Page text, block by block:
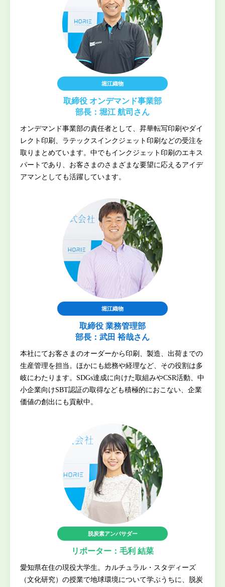
堀江織物
取締役 オンデマンド事業部
部長：堀江 航司さん
オンデマンド事業部の責任者として、昇華転写印刷やダイ
レクト印刷、ラテックスインクジェット印刷などの受注を
取りまとめています。中でもインクジェット印刷のエキス
パートであり、お客さまのさまざまな要望に応えるアイデ
アマンとしても活躍しています。
堀江織物
取締役 業務管理部
部長：武田 裕哉さん
本社にてお客さまのオーダーから印刷、製造、出荷までの
生産管理を担当。ほかにも総務や経理など、その役割は多
岐にわたります。SDGs達成に向けた取組みやCSR活動、中
小企業向けSBT認証の取得なども積極的におこない、企業
価値の創出にも貢献中。
脱炭素アンバサダー
リポーター：毛利 結菜
愛知県在住の現役大学生。カルチュラル・スタディーズ
（文化研究）の授業で地球環境について学ぶうちに、脱炭